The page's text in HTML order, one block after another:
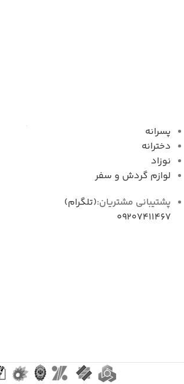
پسرانه
دخترانه
نوزاد
لوازم گردش و سفر
پشتیبانی مشتریان:(تلگرام)
09207411467